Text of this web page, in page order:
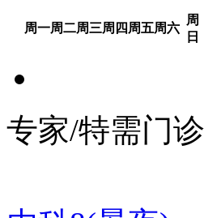
周一周二周三周四 周五周六
周
日
专家/特需门诊